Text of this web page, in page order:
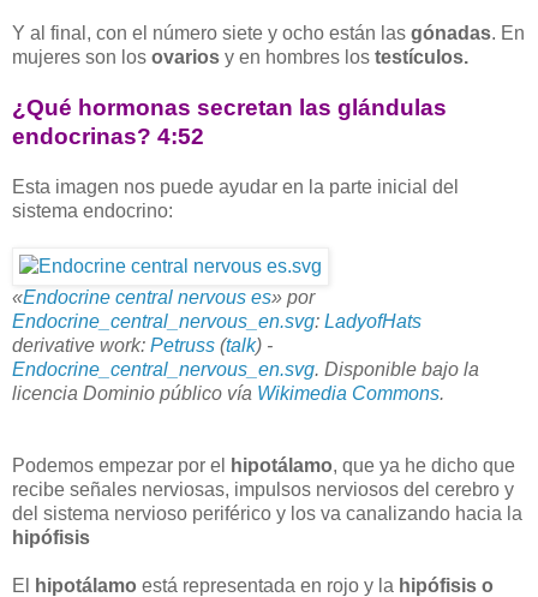
Y al final, con el número siete y ocho están las gónadas. En
mujeres son los ovarios y en hombres los testículos.
¿Qué hormonas secretan las glándulas
endocrinas? 4:52
Esta imagen nos puede ayudar en la parte inicial del
sistema endocrino:
«Endocrine central nervous es» por
Endocrine_central_nervous_en.svg: LadyofHats
derivative work: Petruss (talk) -
Endocrine_central_nervous_en.svg. Disponible bajo la
licencia Dominio público vía Wikimedia Commons.
Podemos empezar por el hipotálamo, que ya he dicho que
recibe señales nerviosas, impulsos nerviosos del cerebro y
del sistema nervioso periférico y los va canalizando hacia la
hipófisis
El hipotálamo está representada en rojo y la hipófisis o